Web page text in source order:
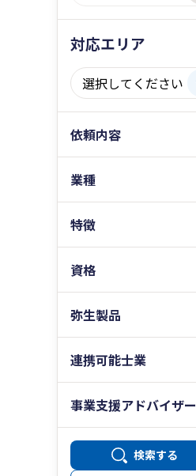
対応エリア
依頼内容
業種
特徴
資格
弥生製品
連携可能士業
事業支援アドバイザー
検索する